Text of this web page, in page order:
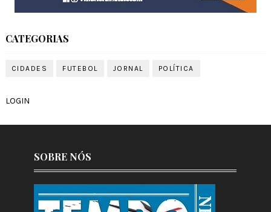
CATEGORIAS
CIDADES FUTEBOL JORNAL POLÍTICA
LOGIN
SOBRE NÓS